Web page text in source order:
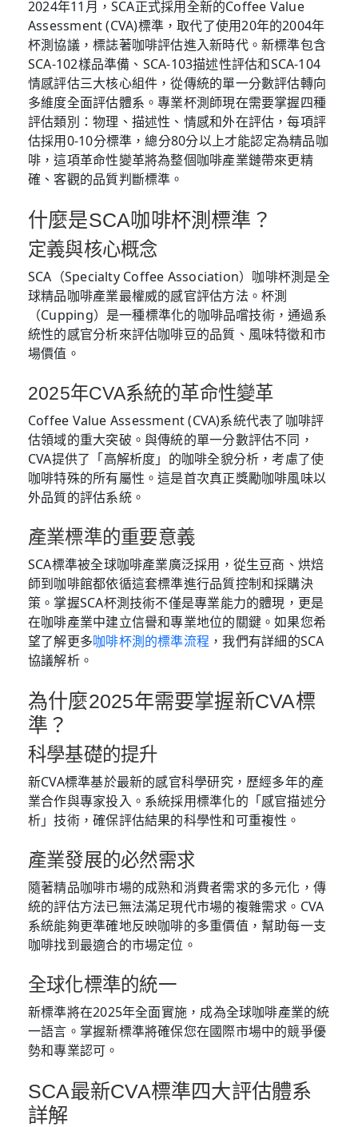
2024年11月，SCA正式採用全新的Coffee Value
Assessment (CVA)標準，取代了使用20年的2004年
杯測協議，標誌著咖啡評估進入新時代。新標準包含
SCA-102樣品準備、SCA-103描述性評估和SCA-104
情感評估三大核心組件，從傳統的單一分數評估轉向
多維度全面評估體系。專業杯測師現在需要掌握四種
評估類別：物理、描述性、情感和外在評估，每項評
估採用0-10分標準，總分80分以上才能認定為精品咖
啡，這項革命性變革將為整個咖啡產業鏈帶來更精
確、客觀的品質判斷標準。
什麼是SCA咖啡杯測標準？
定義與核心概念
SCA（Specialty Coffee Association）咖啡杯測是全
球精品咖啡產業最權威的感官評估方法。杯測
（Cupping）是一種標準化的咖啡品嚐技術，通過系
統性的感官分析來評估咖啡豆的品質、風味特徵和市
場價值。
2025年CVA系統的革命性變革
Coffee Value Assessment (CVA)系統代表了咖啡評
估領域的重大突破。與傳統的單一分數評估不同，
CVA提供了「高解析度」的咖啡全貌分析，考慮了使
咖啡特殊的所有屬性。這是首次真正獎勵咖啡風味以
外品質的評估系統。
產業標準的重要意義
SCA標準被全球咖啡產業廣泛採用，從生豆商、烘焙
師到咖啡館都依循這套標準進行品質控制和採購決
策。掌握SCA杯測技術不僅是專業能力的體現，更是
在咖啡產業中建立信譽和專業地位的關鍵。如果您希
望了解更多咖啡杯測的標準流程 ，我們有詳細的SCA
協議解析。
為什麼2025年需要掌握新CVA標
準？
科學基礎的提升
新CVA標準基於最新的感官科學研究，歷經多年的產
業合作與專家投入。系統採用標準化的「感官描述分
析」技術，確保評估結果的科學性和可重複性。
產業發展的必然需求
隨著精品咖啡市場的成熟和消費者需求的多元化，傳
統的評估方法已無法滿足現代市場的複雜需求。CVA
系統能夠更準確地反映咖啡的多重價值，幫助每一支
咖啡找到最適合的市場定位。
全球化標準的統一
新標準將在2025年全面實施，成為全球咖啡產業的統
一語言。掌握新標準將確保您在國際市場中的競爭優
勢和專業認可。
SCA最新CVA標準四大評估體系
詳解